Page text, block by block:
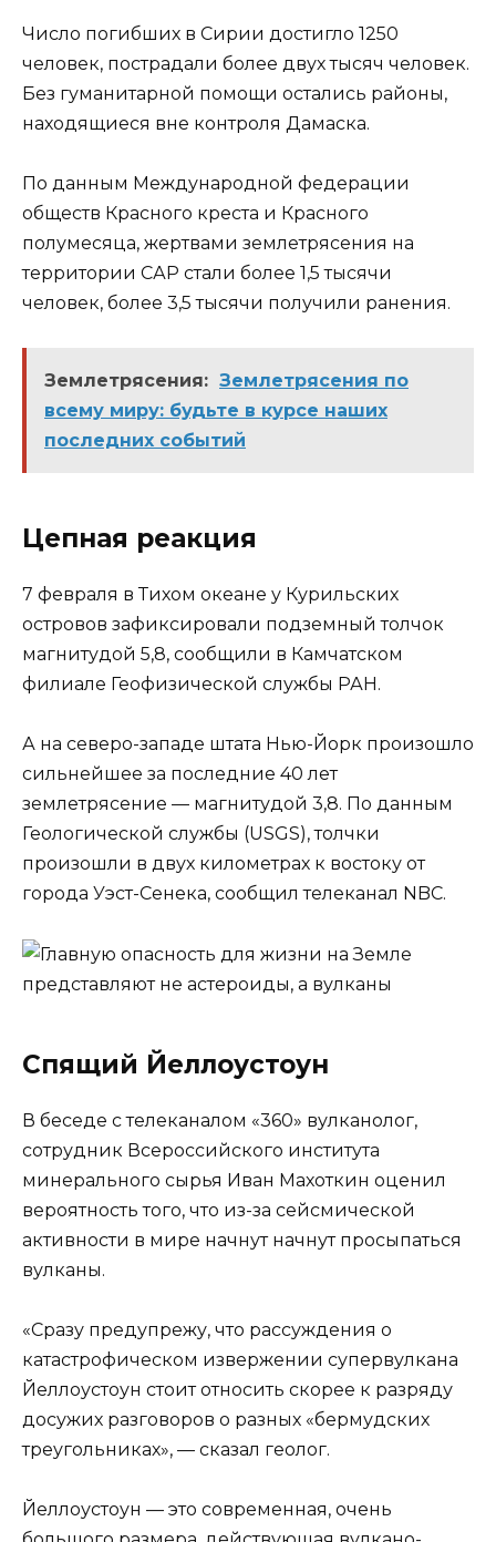
Число погибших в Сирии достигло 1250
человек, пострадали более двух тысяч человек.
Без гуманитарной помощи остались районы,
находящиеся вне контроля Дамаска.
По данным Международной федерации
обществ Красного креста и Красного
полумесяца, жертвами землетрясения на
территории САР стали более 1,5 тысячи
человек, более 3,5 тысячи получили ранения.
Землетрясения: Землетрясения по
всему миру: будьте в курсе наших
последних событий
Цепная реакция
7 февраля в Тихом океане у Курильских
островов зафиксировали подземный толчок
магнитудой 5,8, сообщили в Камчатском
филиале Геофизической службы РАН.
А на северо-западе штата Нью-Йорк произошло
сильнейшее за последние 40 лет
землетрясение — магнитудой 3,8. По данным
Геологической службы (USGS), толчки
произошли в двух километрах к востоку от
города Уэст-Сенека, сообщил телеканал NBC.
Спящий Йеллоустоун
В беседе с телеканалом «360» вулканолог,
сотрудник Всероссийского института
минерального сырья Иван Махоткин оценил
вероятность того, что из-за сейсмической
активности в мире начнут начнут просыпаться
вулканы.
«Сразу предупрежу, что рассуждения о
катастрофическом извержении супервулкана
Йеллоустоун стоит относить скорее к разряду
досужих разговоров о разных «бермудских
треугольниках», — сказал геолог.
Йеллоустоун — это современная, очень